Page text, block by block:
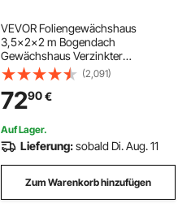
VEVOR Foliengewächshaus
3,5x2x2 m Bogendach
Gewächshaus Verzinkter
Stahlrahmen und PE Abdeckung
Frühbeet Treibhaus 6 Netzfenster
Grün Mobiler Folientunnel Ideal für
Anbau von Gemüse Blumen
(2,091)
7290€
Auf Lager.
Lieferung:sobald Di. Aug. 11
Zum Warenkorb hinzufügen